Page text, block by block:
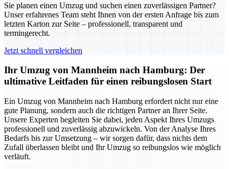
Sie planen einen Umzug und suchen einen zuverlässigen Partner?
Unser erfahrenes Team steht Ihnen von der ersten Anfrage bis zum
letzten Karton zur Seite – professionell, transparent und
termingerecht.
Jetzt schnell vergleichen
Ihr Umzug von Mannheim nach Hamburg: Der
ultimative Leitfaden für einen reibungslosen Start
Ein Umzug von Mannheim nach Hamburg erfordert nicht nur eine
gute Planung, sondern auch die richtigen Partner an Ihrer Seite.
Unsere Experten begleiten Sie dabei, jeden Aspekt Ihres Umzugs
professionell und zuverlässig abzuwickeln. Von der Analyse Ihres
Bedarfs bis zur Umsetzung – wir sorgen dafür, dass nichts dem
Zufall überlassen bleibt und Ihr Umzug so reibungslos wie möglich
verläuft.